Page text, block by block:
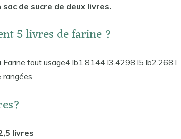
de sucre de deux livres.
5 livres de farine ?
Farine tout usage4 lb1.8144 l3.4298 l5 lb2.268 l
livres